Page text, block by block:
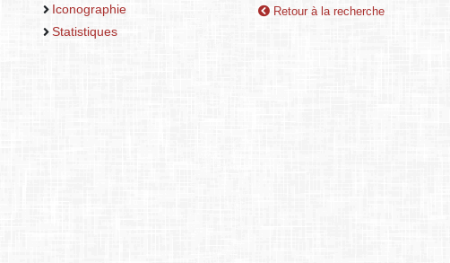
Iconographie
Statistiques
Retour à la recherche